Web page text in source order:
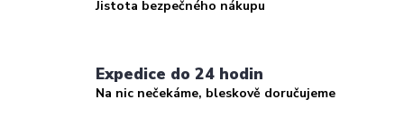
Jistota bezpečného nákupu
Expedice do 24 hodin
Na nic nečekáme, bleskově doručujeme